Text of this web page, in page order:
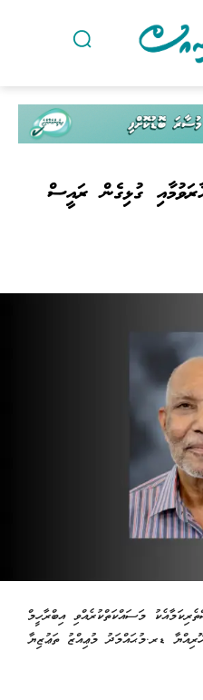
ގުޅިގެން ރައީސް
އިޚްލާސްތެރިކަމާއެކު މަސައްކަތްކުރެއްވި އިބްރާހީމް
ޑރ.މުޙައްމަދު މުޢިއްޒު ތަޢުޒިޔާ